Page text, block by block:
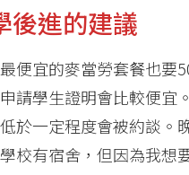
後進的建議
便宜的麥當勞套餐也
請學生證明會比較便宜
於一定程度會被約談。
校有宿舍，但因為我想